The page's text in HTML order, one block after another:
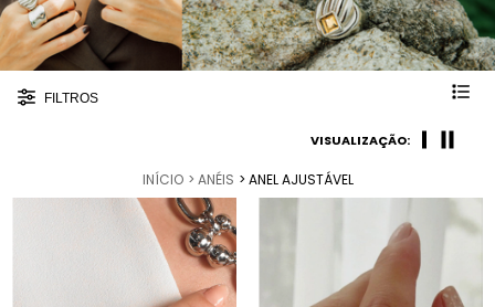
FILTROS
VISUALIZAÇÃO:
INÍCIO > ANÉIS > ANEL AJUSTÁVEL